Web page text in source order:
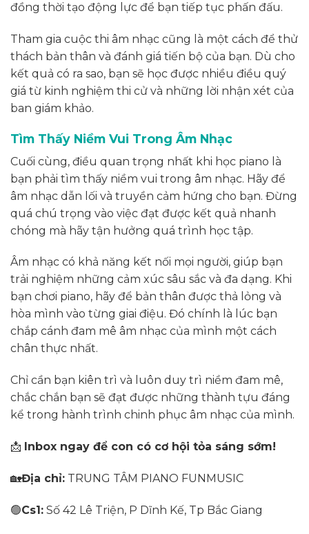
đồng thời tạo động lực để bạn tiếp tục phấn đấu.
Tham gia cuộc thi âm nhạc cũng là một cách để thử
thách bản thân và đánh giá tiến bộ của bạn. Dù cho
kết quả có ra sao, bạn sẽ học được nhiều điều quý
giá từ kinh nghiệm thi cử và những lời nhận xét của
ban giám khảo.
Tìm Thấy Niềm Vui Trong Âm Nhạc
Cuối cùng, điều quan trọng nhất khi học piano là
bạn phải tìm thấy niềm vui trong âm nhạc. Hãy để
âm nhạc dẫn lối và truyền cảm hứng cho bạn. Đừng
quá chú trọng vào việc đạt được kết quả nhanh
chóng mà hãy tận hưởng quá trình học tập.
Âm nhạc có khả năng kết nối mọi người, giúp bạn
trải nghiệm những cảm xúc sâu sắc và đa dạng. Khi
bạn chơi piano, hãy để bản thân được thả lỏng và
hòa mình vào từng giai điệu. Đó chính là lúc bạn
chắp cánh đam mê âm nhạc của mình một cách
chân thực nhất.
Chỉ cần bạn kiên trì và luôn duy trì niềm đam mê,
chắc chắn bạn sẽ đạt được những thành tựu đáng
kể trong hành trình chinh phục âm nhạc của mình.
📩 Inbox ngay để con có cơ hội tỏa sáng sớm!
🏡Địa chỉ: TRUNG TÂM PIANO FUNMUSIC
🟢Cs1: Số 42 Lê Triện, P Dĩnh Kế, Tp Bắc Giang